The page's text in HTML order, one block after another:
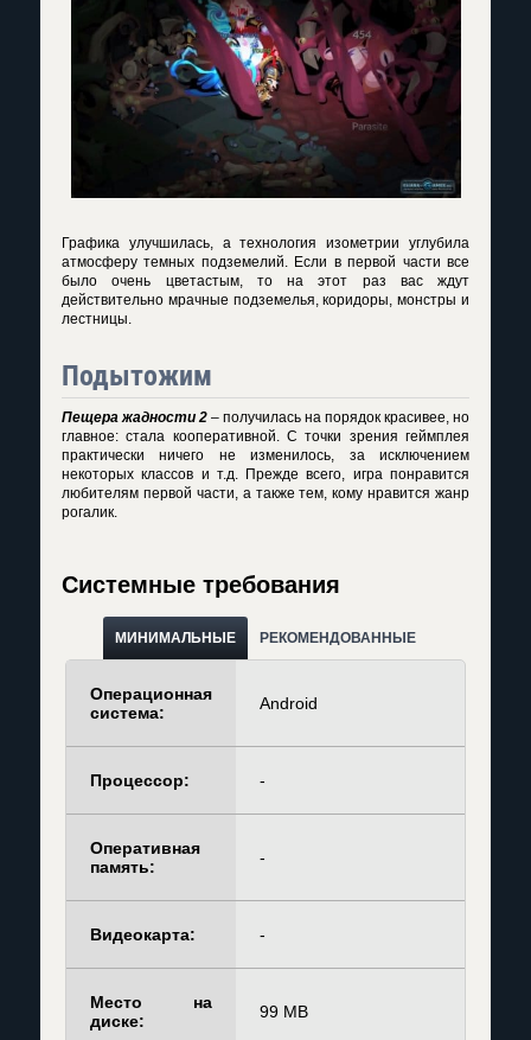
Графика улучшилась, а технология изометрии углубила
атмосферу темных подземелий. Если в первой части все
было очень цветастым, то на этот раз вас ждут
действительно мрачные подземелья, коридоры, монстры и
лестницы.
Подытожим
Пещера жадности 2 – получилась на порядок красивее, но
главное: стала кооперативной. С точки зрения геймплея
практически ничего не изменилось, за исключением
некоторых классов и т.д. Прежде всего, игра понравится
любителям первой части, а также тем, кому нравится жанр
рогалик.
Системные требования
МИНИМАЛЬНЫЕ РЕКОМЕНДОВАННЫЕ
Операционная
система:
Android
Процессор: -
Оперативная
память:
-
Видеокарта: -
Место на
диске:
99 MB